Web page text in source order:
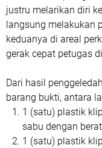
justru melarikan diri
langsung melakukan
keduanya di areal
gerak cepat petugas
Dari hasil
barang bukti, antara
1 (satu) plastik
sabu dengan
1 (satu) plastik